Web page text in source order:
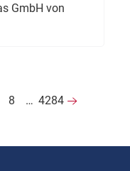
GmbH von
8 … 4284